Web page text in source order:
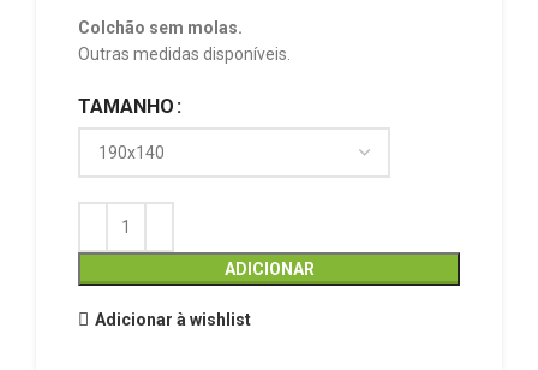
Colchão sem molas.
Outras medidas disponíveis.
TAMANHO
ADICIONAR
Adicionar à wishlist